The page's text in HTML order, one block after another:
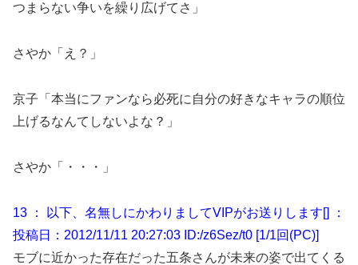
つまらない争いを繰り広げてさ」
さやか「え？」
京子「本当にファンなら必死に自分の好きなキャラの順位
上げるなんてしないよな？」
さやか「・・・」
13 ： 以下、名無しにかわりましてVIPがお送りします[] ：
投稿日：2012/11/11 20:27:03 ID:/z6Sez/t0 [1/1回(PC)]
モブに近かった存在だった五条さんが未来の姿で出てくる